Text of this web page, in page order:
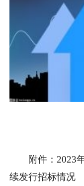
附件：2023
续发行招标情况